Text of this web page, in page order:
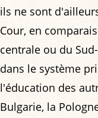
ils ne sont
Cour, en
centrale ou du
dans le système
l'éducation des
Bulgarie, la